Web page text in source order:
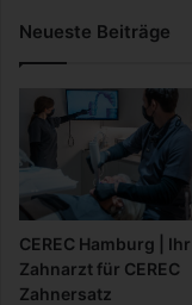
Neueste Beiträge
CEREC Hamburg | Ihr
Zahnarzt für CEREC
Zahnersatz